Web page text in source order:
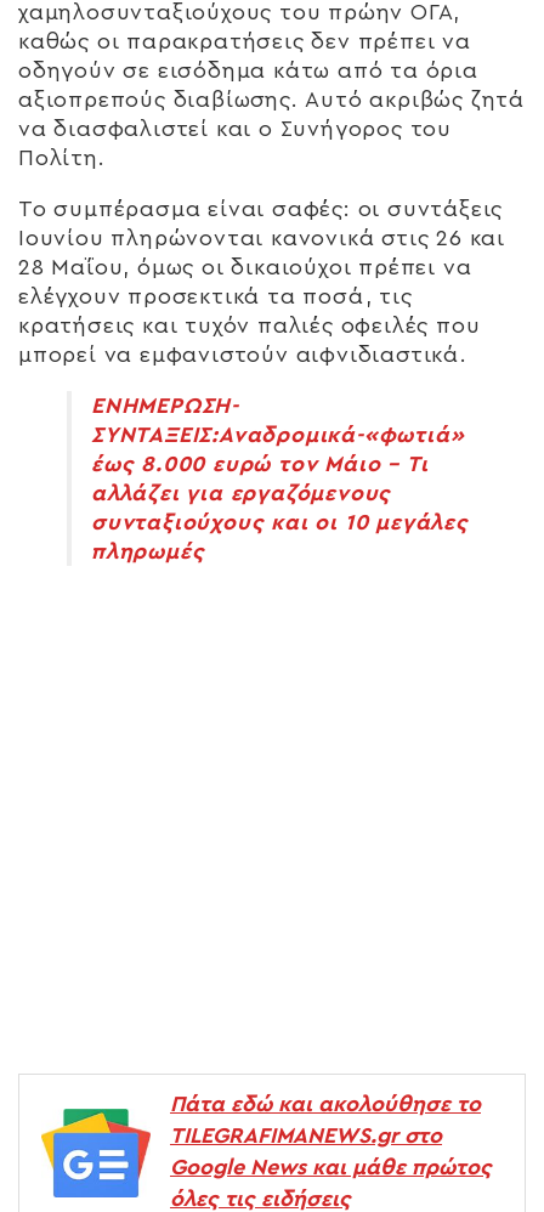
χαμηλοσυνταξιούχους του πρώην ΟΓΑ,
καθώς οι παρακρατήσεις δεν πρέπει να
οδηγούν σε εισόδημα κάτω από τα όρια
αξιοπρεπούς διαβίωσης. Αυτό ακριβώς ζητά
να διασφαλιστεί και ο Συνήγορος του
Πολίτη.
Το συμπέρασμα είναι σαφές: οι συντάξεις
Ιουνίου πληρώνονται κανονικά στις 26 και
28 Μαΐου, όμως οι δικαιούχοι πρέπει να
ελέγχουν προσεκτικά τα ποσά, τις
κρατήσεις και τυχόν παλιές οφειλές που
μπορεί να εμφανιστούν αιφνιδιαστικά.
ΕΝΗΜΕΡΩΣΗ-
ΣΥΝΤΑΞΕΙΣ:Αναδρομικά-«φωτιά»
έως 8.000 ευρώ τον Μάιο – Τι
αλλάζει για εργαζόμενους
συνταξιούχους και οι 10 μεγάλες
πληρωμές
Πάτα εδώ και ακολούθησε το
TILEGRAFIMANEWS.gr στο
Google News και μάθε πρώτος
όλες τις ειδήσεις